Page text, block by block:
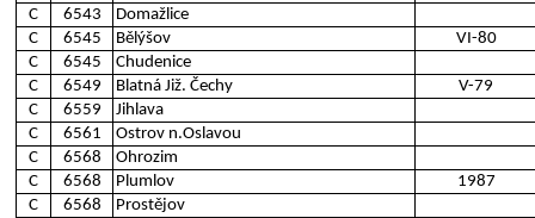
C
6543
Domažlice
C
6545 Bělýšov
VI-80
C
6545
Chudenice
C
6549 Blatná Již. Čechy
V-79
C
6559
Jihlava
C
6561
Ostrov n.Oslavou
C
6568
Ohrozim
C
6568 Plumlov
1987
C
6568
Prostějov